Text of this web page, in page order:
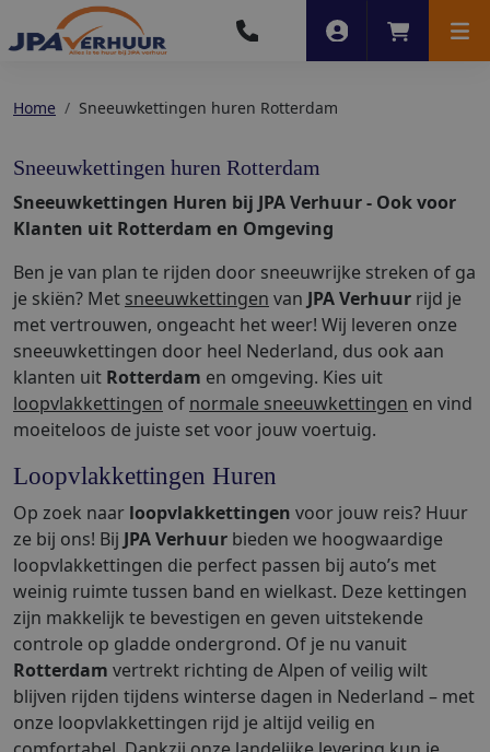
Account
Home Sneeuwkettingen huren Rotterdam
Sneeuwkettingen huren Rotterdam
Sneeuwkettingen Huren bij JPA Verhuur - Ook voor
Klanten uit Rotterdam en Omgeving
Ben je van plan te rijden door sneeuwrijke streken of ga
je skiën? Met sneeuwkettingen van JPA Verhuur rijd je
met vertrouwen, ongeacht het weer! Wij leveren onze
sneeuwkettingen door heel Nederland, dus ook aan
klanten uit Rotterdam en omgeving. Kies uit
loopvlakkettingen of normale sneeuwkettingen en vind
moeiteloos de juiste set voor jouw voertuig.
Loopvlakkettingen Huren
Op zoek naar loopvlakkettingen voor jouw reis? Huur
ze bij ons! Bij JPA Verhuur bieden we hoogwaardige
loopvlakkettingen die perfect passen bij auto’s met
weinig ruimte tussen band en wielkast. Deze kettingen
zijn makkelijk te bevestigen en geven uitstekende
controle op gladde ondergrond. Of je nu vanuit
Rotterdam vertrekt richting de Alpen of veilig wilt
blijven rijden tijdens winterse dagen in Nederland – met
onze loopvlakkettingen rijd je altijd veilig en